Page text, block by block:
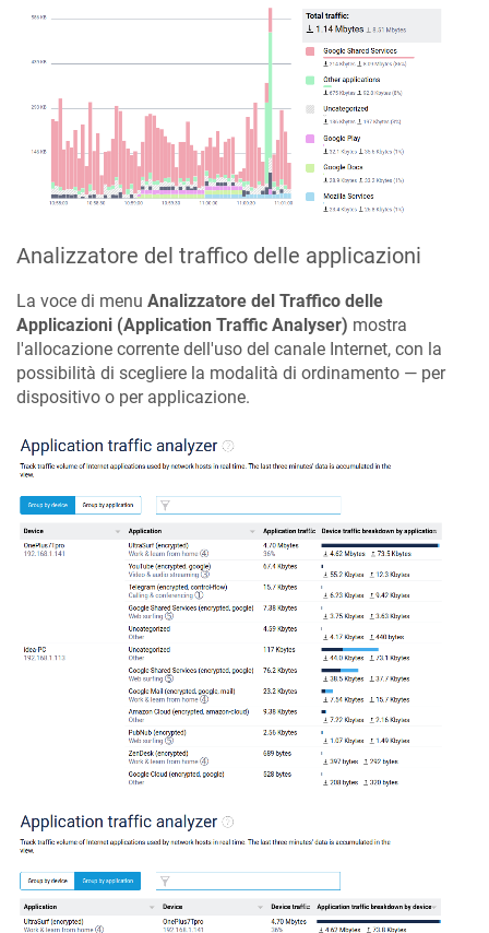
Analizzatore del traffico delle applicazioni
La voce di menu Analizzatore del Traffico delle
Applicazioni (Application Traffic Analyser) mostra
l'allocazione corrente dell'uso del canale Internet, con la
possibilità di scegliere la modalità di ordinamento — per
dispositivo o per applicazione.